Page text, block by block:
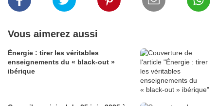
Vous aimerez aussi
Énergie : tirer les véritables
enseignements du « black-out »
ibérique